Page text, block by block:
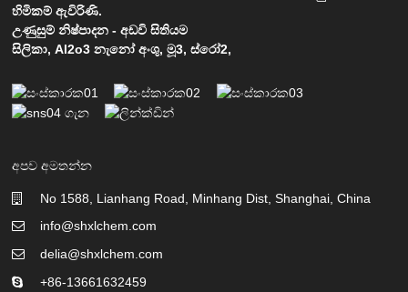
හිමිකම් ඇවිරිණි.
උණුසුම් නිෂ්පාදන -අඩවි සිතියම
සිලිකා,Al2o3 නැනෝ අංශු,මූ3,ස්රෝ2,
අපව අමතන්න
No 1588, Lianhang Road, Minhang Dist, Shanghai, China
info@shxlchem.com
delia@shxlchem.com
+86-13661632459